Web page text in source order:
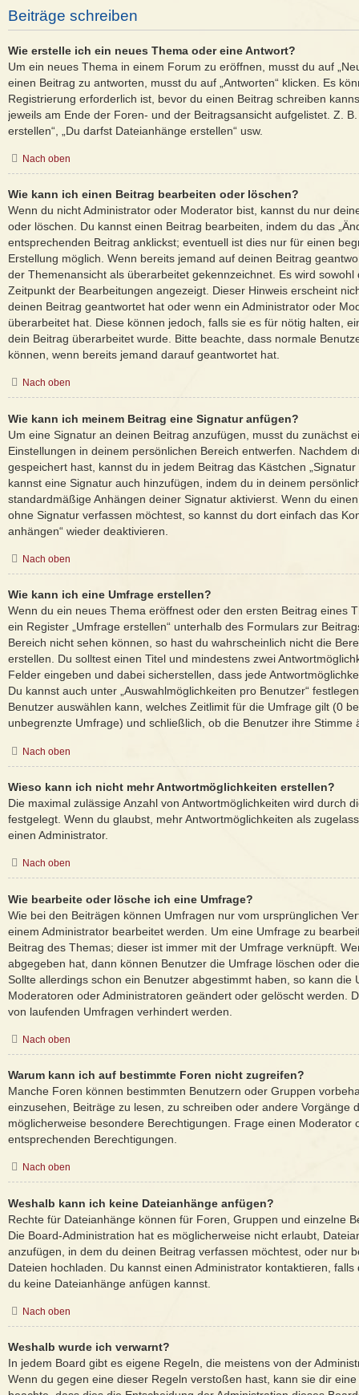
Beiträge schreiben
Wie erstelle ich ein neues Thema oder eine Antwort?
Um ein neues Thema in einem Forum zu eröffnen, musst du auf
einen Beitrag zu antworten, musst du auf „Antworten“ klicken. Es
Registrierung erforderlich ist, bevor du einen Beitrag schreiben
jeweils am Ende der Foren- und der Beitragsansicht aufgelistet. Z.
erstellen“, „Du darfst Dateianhänge erstellen“ usw.
Nach oben
Wie kann ich einen Beitrag bearbeiten oder löschen?
Wenn du nicht Administrator oder Moderator bist, kannst du nur
oder löschen. Du kannst einen Beitrag bearbeiten, indem du das
entsprechenden Beitrag anklickst; eventuell ist dies nur für einen
Erstellung möglich. Wenn bereits jemand auf deinen Beitrag
der Themenansicht als überarbeitet gekennzeichnet. Es wird sowohl
Zeitpunkt der Bearbeitungen angezeigt. Dieser Hinweis erscheint
deinen Beitrag geantwortet hat oder wenn ein Administrator oder
überarbeitet hat. Diese können jedoch, falls sie es für nötig halten,
dein Beitrag überarbeitet wurde. Bitte beachte, dass normale
können, wenn bereits jemand darauf geantwortet hat.
Nach oben
Wie kann ich meinem Beitrag eine Signatur anfügen?
Um eine Signatur an deinen Beitrag anzufügen, musst du zunächst
Einstellungen in deinem persönlichen Bereich entwerfen. Nachdem
gespeichert hast, kannst du in jedem Beitrag das Kästchen
kannst eine Signatur auch hinzufügen, indem du in deinem
standardmäßige Anhängen deiner Signatur aktivierst. Wenn du
ohne Signatur verfassen möchtest, so kannst du dort einfach das
anhängen“ wieder deaktivieren.
Nach oben
Wie kann ich eine Umfrage erstellen?
Wenn du ein neues Thema eröffnest oder den ersten Beitrag eines
ein Register „Umfrage erstellen“ unterhalb des Formulars zur
Bereich nicht sehen können, so hast du wahrscheinlich nicht die
erstellen. Du solltest einen Titel und mindestens zwei
Felder eingeben und dabei sicherstellen, dass jede
Du kannst auch unter „Auswahlmöglichkeiten pro Benutzer“
Benutzer auswählen kann, welches Zeitlimit für die Umfrage gilt (0
unbegrenzte Umfrage) und schließlich, ob die Benutzer ihre Stimme
Nach oben
Wieso kann ich nicht mehr Antwortmöglichkeiten erstellen?
Die maximal zulässige Anzahl von Antwortmöglichkeiten wird durch
festgelegt. Wenn du glaubst, mehr Antwortmöglichkeiten als
einen Administrator.
Nach oben
Wie bearbeite oder lösche ich eine Umfrage?
Wie bei den Beiträgen können Umfragen nur vom ursprünglichen
einem Administrator bearbeitet werden. Um eine Umfrage zu
Beitrag des Themas; dieser ist immer mit der Umfrage verknüpft.
abgegeben hat, dann können Benutzer die Umfrage löschen oder
Sollte allerdings schon ein Benutzer abgestimmt haben, so kann die
Moderatoren oder Administratoren geändert oder gelöscht werden.
von laufenden Umfragen verhindert werden.
Nach oben
Warum kann ich auf bestimmte Foren nicht zugreifen?
Manche Foren können bestimmten Benutzern oder Gruppen
einzusehen, Beiträge zu lesen, zu schreiben oder andere Vorgänge
möglicherweise besondere Berechtigungen. Frage einen Moderator
entsprechenden Berechtigungen.
Nach oben
Weshalb kann ich keine Dateianhänge anfügen?
Rechte für Dateianhänge können für Foren, Gruppen und einzelne
Die Board-Administration hat es möglicherweise nicht erlaubt,
anzufügen, in dem du deinen Beitrag verfassen möchtest, oder nur
Dateien hochladen. Du kannst einen Administrator kontaktieren,
du keine Dateianhänge anfügen kannst.
Nach oben
Weshalb wurde ich verwarnt?
In jedem Board gibt es eigene Regeln, die meistens von der
Wenn du gegen eine dieser Regeln verstoßen hast, kann sie dir